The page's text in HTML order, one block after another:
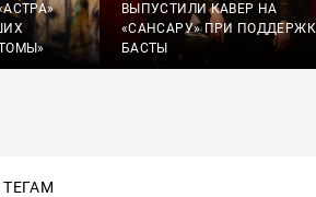
ВЫПУСТИЛИ КАВЕР НА
«САНСАРУ» ПРИ
БАСТЫ